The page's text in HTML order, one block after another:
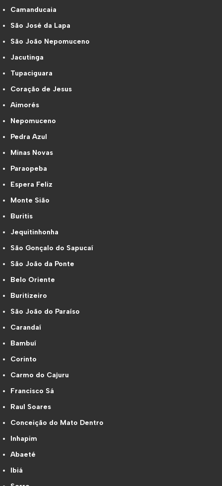
Camanducaia
São José da Lapa
São João Nepomuceno
Jacutinga
Tupaciguara
Coração de Jesus
Aimorés
Nepomuceno
Pedra Azul
Minas Novas
Paraopeba
Espera Feliz
Monte Sião
Buritis
Jequitinhonha
São Gonçalo do Sapucaí
São João da Ponte
Belo Oriente
Buritizeiro
São João do Paraíso
Carandaí
Bambuí
Corinto
Carmo do Cajuru
Francisco Sá
Raul Soares
Conceição do Mato Dentro
Inhapim
Abaeté
Ibiá